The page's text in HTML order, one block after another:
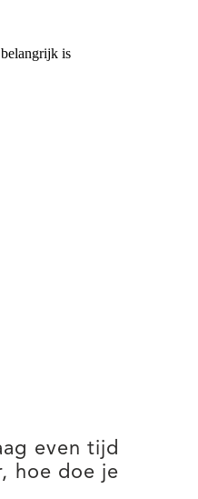
even tijd
hoe doe je